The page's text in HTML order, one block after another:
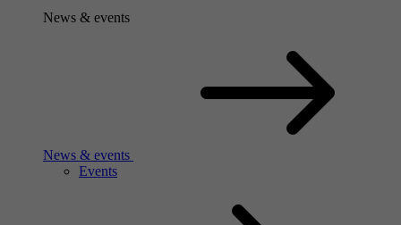
News & events
News & events
Events